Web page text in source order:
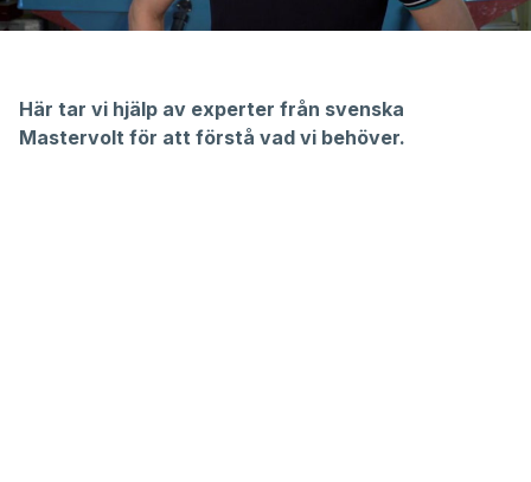
minutes,
Här tar vi hjälp av experter från svenska
Mastervolt för att förstå vad vi behöver.